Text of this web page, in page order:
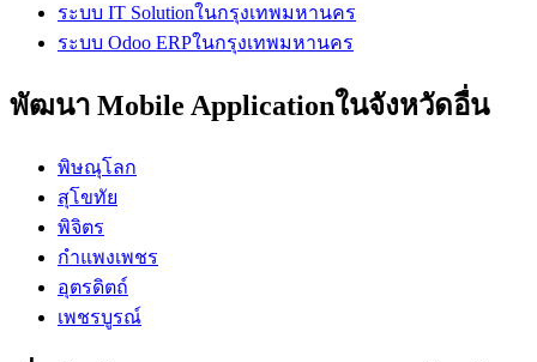
ระบบ IT Solutionในกรุงเทพมหานคร
ระบบ Odoo ERPในกรุงเทพมหานคร
พัฒนา Mobile Applicationในจังหวัดอื่น
พิษณุโลก
สุโขทัย
พิจิตร
กำแพงเพชร
อุตรดิตถ์
เพชรบูรณ์